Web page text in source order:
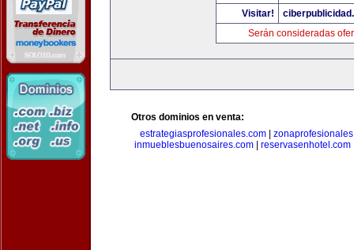
Visitar!
Serán consideradas
Otros dominios en venta:
estrategiasprofesionales.com
inmueblesbuenosaires.com| reservasenhotel.com